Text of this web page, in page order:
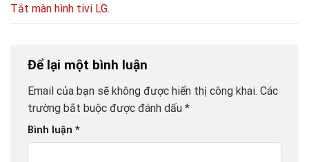
Tắt màn hình tivi LG.
Để lại một bình luận
Email của bạn sẽ không được hiển thị công khai. Các
trường bắt buộc được đánh dấu *
Bình luận *